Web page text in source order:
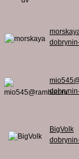
BigVolk